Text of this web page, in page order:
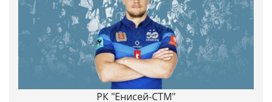
РК "Енисей-СТМ"